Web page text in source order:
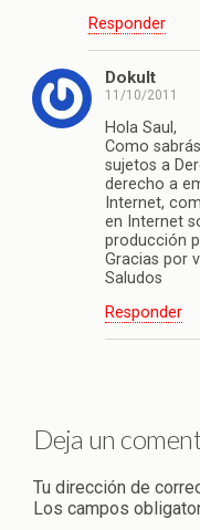
Responder
Dokult
11/10/2011
Hola Saul,
Como
sujetos a
derecho a
Internet,
en Internet
producción
Gracias por
Saludos
Responder
Deja un
Tu dirección de
Los campos